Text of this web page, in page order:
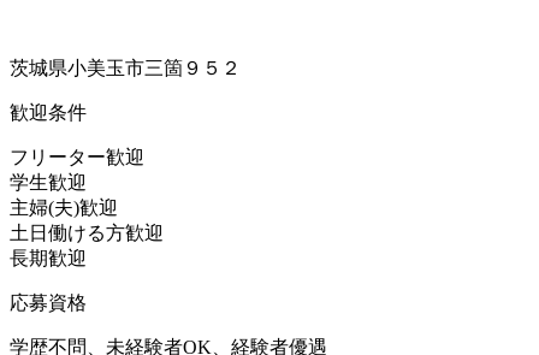
茨城県小美玉市三箇９５２
歓迎条件
フリーター歓迎
学生歓迎
主婦(夫)歓迎
土日働ける方歓迎
長期歓迎
応募資格
学歴不問、未経験者OK、経験者優遇